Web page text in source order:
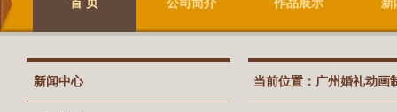
新闻中心 当前位置： 广州婚礼动画